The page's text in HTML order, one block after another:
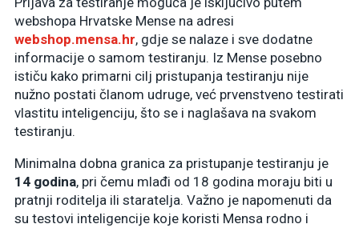
webshopa Hrvatske Mense na adresi
webshop.mensa.hr, gdje se nalaze i sve dodatne
informacije o samom testiranju. Iz Mense posebno
ističu kako primarni cilj pristupanja testiranju nije
nužno postati članom udruge, već prvenstveno testirati
vlastitu inteligenciju, što se i naglašava na svakom
testiranju.
Minimalna dobna granica za pristupanje testiranju je
14 godina, pri čemu mlađi od 18 godina moraju biti u
pratnji roditelja ili staratelja. Važno je napomenuti da
su testovi inteligencije koje koristi Mensa rodno i